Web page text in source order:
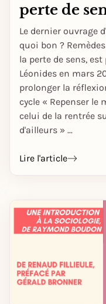
perte de
Le dernier ouvrage
quoi bon ?
la perte de sens,
Léonides en mars
prolonger la
cycle « Repenser le
celui de la rentrée
d'ailleurs » ...
Lire l'article